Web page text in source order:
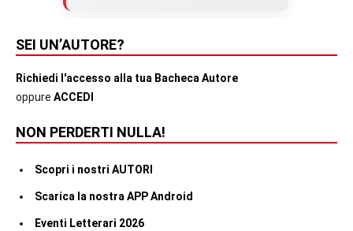
SEI UN’AUTORE?
Richiedi l'accesso alla tua Bacheca Autore
oppure ACCEDI
NON PERDERTI NULLA!
Scopri i nostri AUTORI
Scarica la nostra APP Android
Eventi Letterari 2026